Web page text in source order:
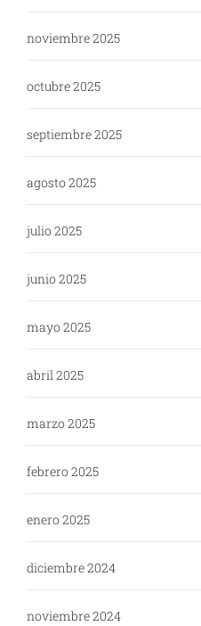
noviembre 2025
octubre 2025
septiembre 2025
agosto 2025
julio 2025
junio 2025
mayo 2025
abril 2025
marzo 2025
febrero 2025
enero 2025
diciembre 2024
noviembre 2024